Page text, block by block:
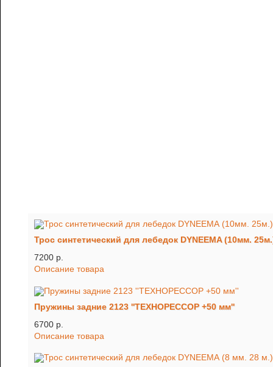
Трос синтетический для лебедок DYNEEMA (10мм.
7200 p.
Описание товара
Пружины задние 2123 ''ТЕХНОРЕССОР +50 мм''
6700 p.
Описание товара